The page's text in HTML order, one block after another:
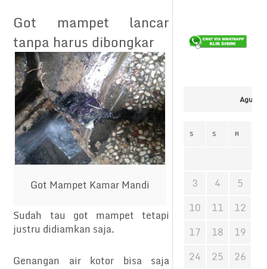
Got mampet lancar
tanpa harus dibongkar
Got Mampet Kamar Mandi
Sudah tau got mampet tetapi
justru didiamkan saja.
Genangan air kotor bisa saja
S S R
3 4 5
10
11 12
17
18 19
24
25 26